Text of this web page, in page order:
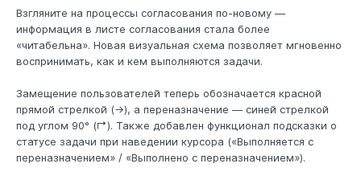
Взгляните на процессы согласования по-новому —
информация в листе согласования стала более
«читабельна». Новая визуальная схема позволяет мгновенно
воспринимать, как и кем выполняются задачи.
Замещение пользователей теперь обозначается красной
прямой стрелкой (→), а переназначение — синей стрелкой
под углом 90° (↱). Также добавлен функционал подсказки о
статусе задачи при наведении курсора («Выполняется с
переназначением» / «Выполнено с переназначением»).